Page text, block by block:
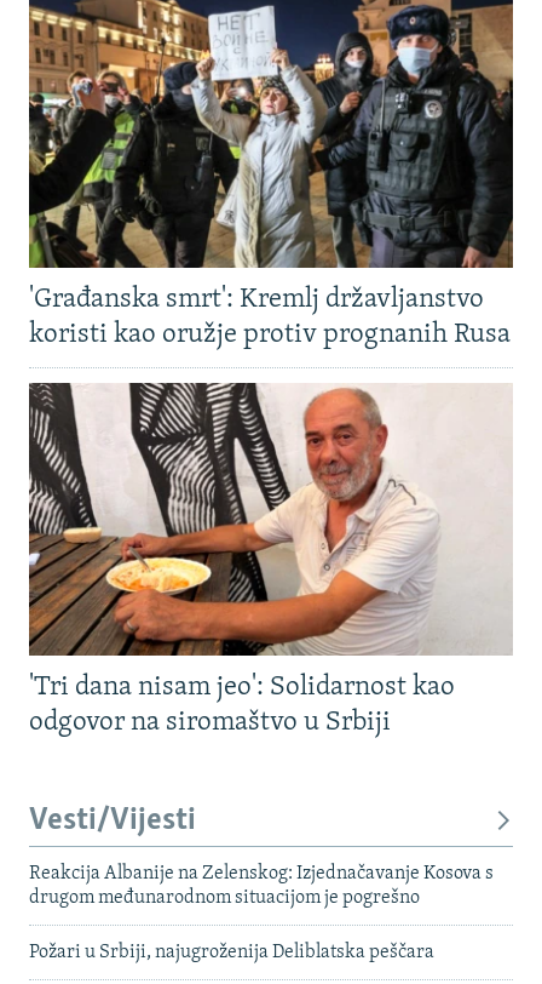
'Građanska smrt': Kremlj državljanstvo
koristi kao oružje protiv prognanih Rusa
'Tri dana nisam jeo': Solidarnost kao
odgovor na siromaštvo u Srbiji
Vesti/Vijesti
Reakcija Albanije na Zelenskog: Izjednačavanje Kosova s ​​
drugom međunarodnom situacijom je pogrešno
Požari u Srbiji, najugroženija Deliblatska peščara